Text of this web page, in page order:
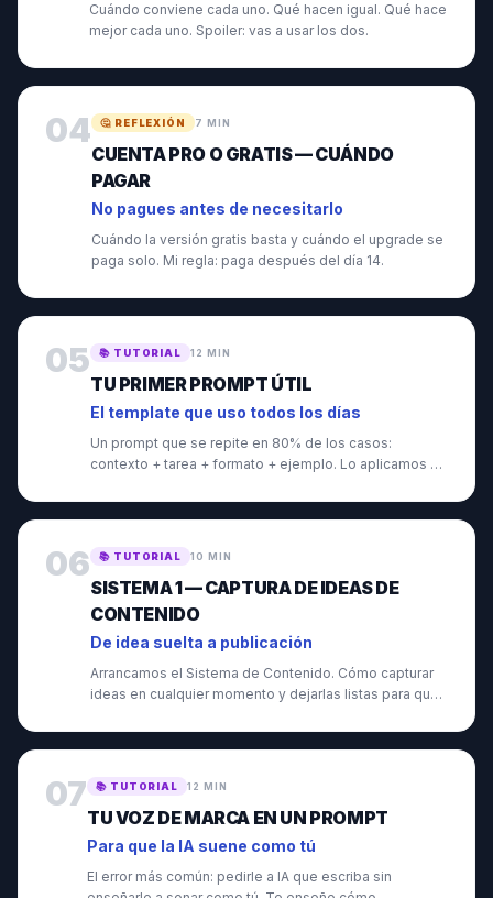
Cuándo conviene cada uno. Qué hacen igual. Qué hace
mejor cada uno. Spoiler: vas a usar los dos.
04 🤔 REFLEXIÓN 7 MIN
CUENTA PRO O GRATIS — CUÁNDO
PAGAR
No pagues antes de necesitarlo
Cuándo la versión gratis basta y cuándo el upgrade se
paga solo. Mi regla: paga después del día 14.
05 📚 TUTORIAL 12 MIN
TU PRIMER PROMPT ÚTIL
El template que uso todos los días
Un prompt que se repite en 80% de los casos:
contexto + tarea + formato + ejemplo. Lo aplicamos a
06 📚 TUTORIAL 10 MIN
SISTEMA 1 — CAPTURA DE IDEAS DE
CONTENIDO
De idea suelta a publicación
Arrancamos el Sistema de Contenido. Cómo capturar
ideas en cualquier momento y dejarlas listas para que
07 📚 TUTORIAL 12 MIN
TU VOZ DE MARCA EN UN PROMPT
Para que la IA suene como tú
El error más común: pedirle a IA que escriba sin